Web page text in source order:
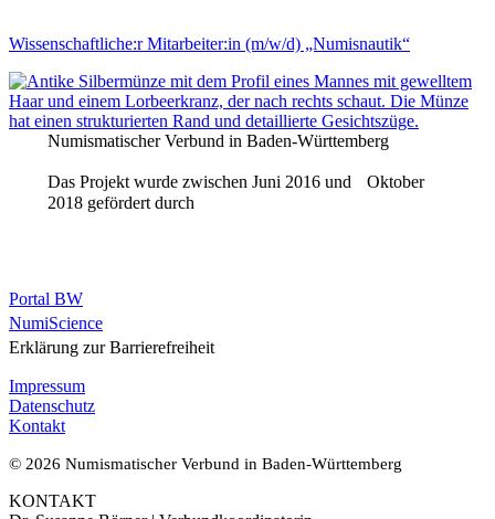
Wissenschaftliche:r Mitarbeiter:in (m/w/d) „Numisnautik“
Numismatischer Verbund in Baden-Württemberg
Das Projekt wurde zwischen Juni 2016 und Oktober
2018 gefördert durch
Portal BW
NumiScience
Erklärung zur Barrierefreiheit
Impressum
Datenschutz
Kontakt
© 2026 Numismatischer Verbund in Baden-Württemberg
KONTAKT